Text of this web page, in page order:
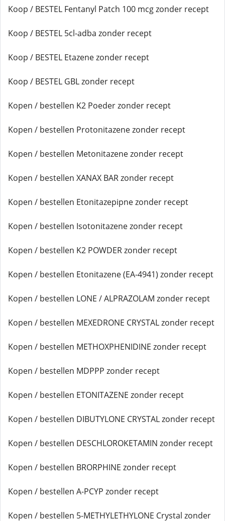
Koop / BESTEL Fentanyl Patch 100 mcg zonder recept
Koop / BESTEL 5cl-adba zonder recept
Koop / BESTEL Etazene zonder recept
Koop / BESTEL GBL zonder recept
Kopen / bestellen K2 Poeder zonder recept
Kopen / bestellen Protonitazene zonder recept
Kopen / bestellen Metonitazene zonder recept
Kopen / bestellen XANAX BAR zonder recept
Kopen / bestellen Etonitazepipne zonder recept
Kopen / bestellen Isotonitazene zonder recept
Kopen / bestellen K2 POWDER zonder recept
Kopen / bestellen Etonitazene (EA-4941) zonder recept
Kopen / bestellen LONE / ALPRAZOLAM zonder recept
Kopen / bestellen MEXEDRONE CRYSTAL zonder recept
Kopen / bestellen METHOXPHENIDINE zonder recept
Kopen / bestellen MDPPP zonder recept
Kopen / bestellen ETONITAZENE zonder recept
Kopen / bestellen DIBUTYLONE CRYSTAL zonder recept
Kopen / bestellen DESCHLOROKETAMIN zonder recept
Kopen / bestellen BRORPHINE zonder recept
Kopen / bestellen A-PCYP zonder recept
Kopen / bestellen 5-METHYLETHYLONE Crystal zonder